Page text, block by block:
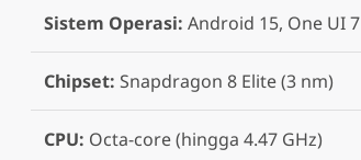
Sistem Operasi: Android 15, One UI 7
Chipset: Snapdragon 8 Elite (3 nm)
CPU: Octa-core (hingga 4.47 GHz)